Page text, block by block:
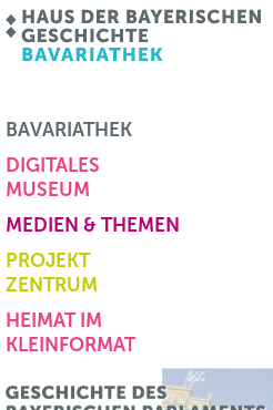
BAVARIATHEK
DIGITALES
MUSEUM
MEDIEN & THEMEN
PROJEKT
ZENTRUM
HEIMAT IM
KLEINFORMAT